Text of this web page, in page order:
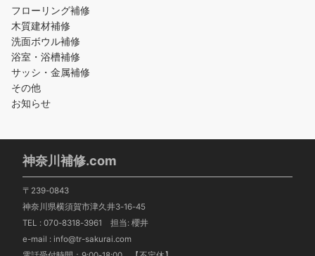
フローリング補修
木質建材補修
洗面ボウル補修
浴室・浴槽補修
サッシ・金属補修
その他
お知らせ
神奈川補修.com
〒239-0843
神奈川県横須賀市津久井3-16-45
TEL : 070-8318-3961 担当: 櫻井
e-mail : info@tr-sakurai.com